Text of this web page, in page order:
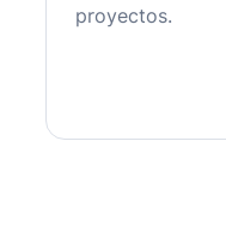
proyectos.